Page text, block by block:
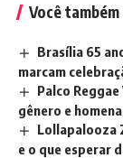
Você
Brasília 65
marcam
Palco
gênero e
Lollapalooza
e o que esperar